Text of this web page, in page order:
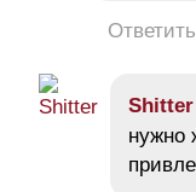
Ответить
Shitter
нужно